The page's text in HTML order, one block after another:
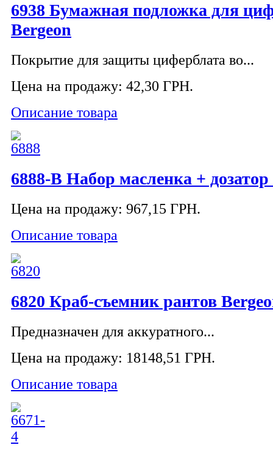
6938 Бумажная подложка для
Bergeon
Покрытие для защиты циферблата во...
Цена на продажу: 42,30 ГРН.
Описание товара
6888-B Набор масленка +
Цена на продажу: 967,15 ГРН.
Описание товара
6820 Краб-съемник рантов
Предназначен для аккуратного...
Цена на продажу: 18148,51 ГРН.
Описание товара